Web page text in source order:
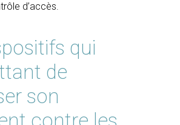
d’accès.
qui
de
son